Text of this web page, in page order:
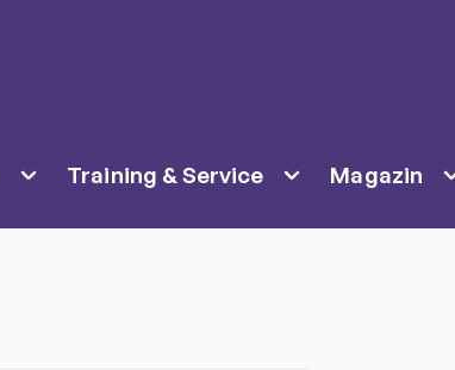
Training & Service Magazin